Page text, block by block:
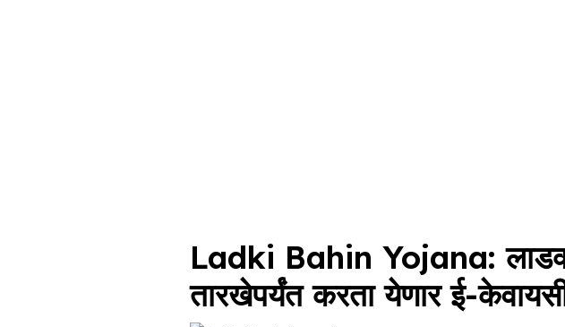
Ladki Bahin Yojana: लाडक्या
तारखेपर्यंत करता येणार ई-